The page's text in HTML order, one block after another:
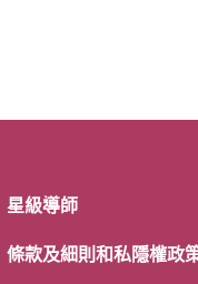
星級導師
條款及細則和私隱權政